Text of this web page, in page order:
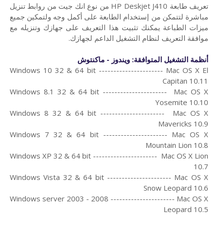
تعريف طابعة HP Deskjet J410 من
نوع انك جيت من روابط تنزيل
مباشرة لتتمكن من إستخدام الطابعة على أكمل وجه ولتمكين جميع
ميزات الطباعة يمكنك تثبيت هذا التعريف على جهازك وتنزيله مع
موافقة التعريف لنظام التشغيل الداعم لجهازك.
أنظمة التشغيل المتوافقة: ويندوز - ماكنتوش
Windows 10 32 & 64 bit ---------------------- Mac OS X El
Capitan 10.11
Windows 8.1 32 & 64 bit ---------------------- Mac OS X
Yosemite 10.10
Windows 8 32 & 64 bit ---------------------- Mac OS X
Mavericks 10.9
Windows 7 32 & 64 bit ---------------------- Mac OS X
Mountain Lion 10.8
Windows XP 32 & 64 bit ---------------------- Mac OS X Lion
10.7
Windows Vista 32 & 64 bit ---------------------- Mac OS X
Snow Leopard 10.6
Windows server 2003 - 2008 ---------------------- Mac OS X
Leopard 10.5